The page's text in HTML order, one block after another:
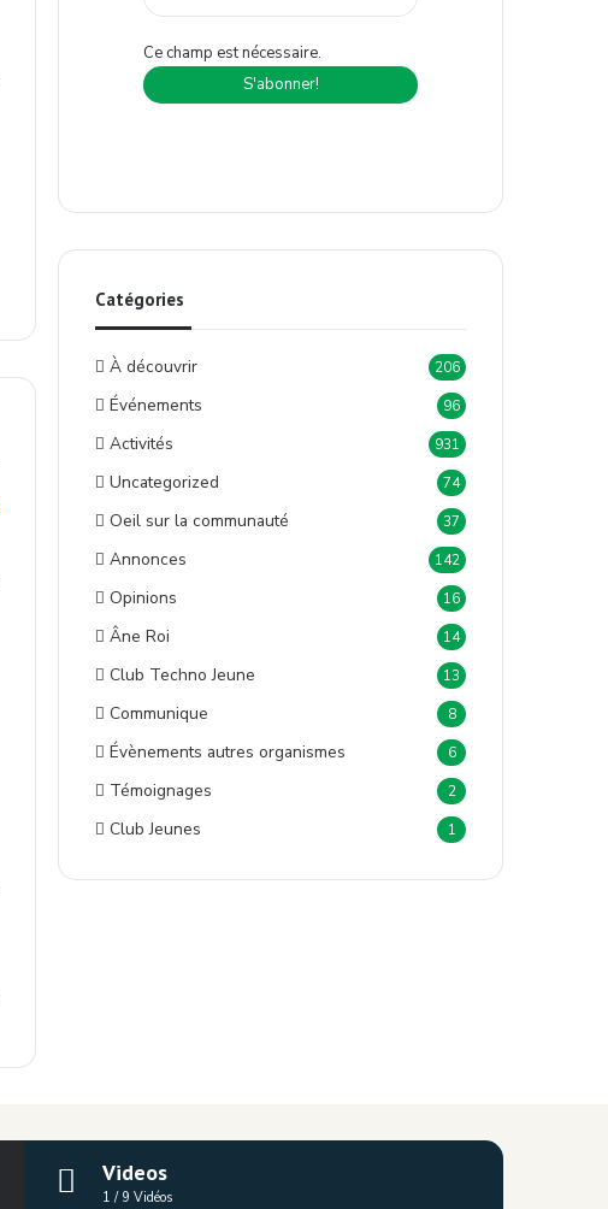
Ce champ est nécessaire.
Catégories
À découvrir 206
Événements 96
Activités 931
Uncategorized 74
Oeil sur la communauté 37
Annonces 142
Opinions 16
Âne Roi 14
Club Techno Jeune 13
Communique 8
Évènements autres organismes 6
Témoignages 2
Club Jeunes 1
Videos
1 / 9 Vidéos